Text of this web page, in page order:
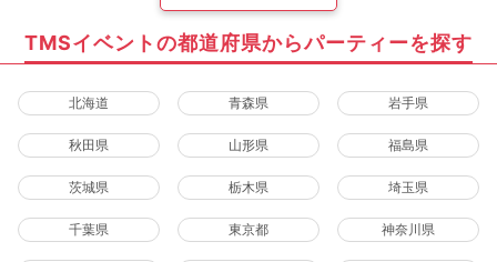
TMSイベントの都道府県からパーティーを探す
北海道 青森県 岩手県
秋田県 山形県 福島県
茨城県 栃木県 埼玉県
千葉県 東京都 神奈川県